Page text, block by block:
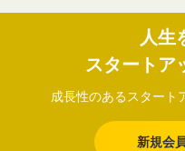
人生
スタートア
成長性のあるスタート
新規会